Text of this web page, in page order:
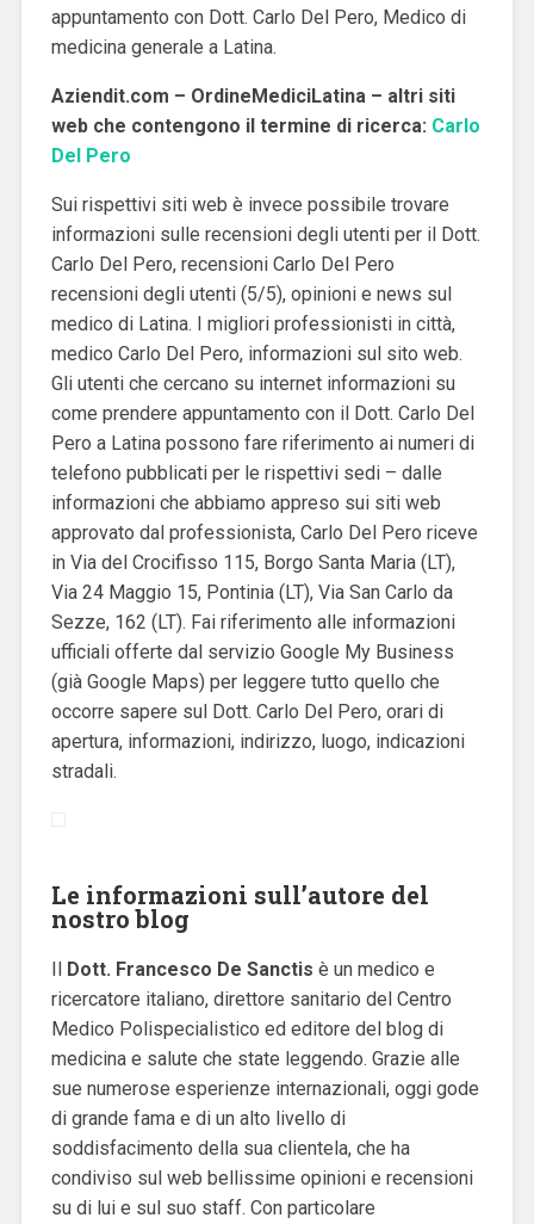
appuntamento con Dott. Carlo Del Pero, Medico di
medicina generale a Latina.
Aziendit.com – OrdineMediciLatina – altri siti
web che contengono il termine di ricerca: Carlo
Del Pero
Sui rispettivi siti web è invece possibile trovare
informazioni sulle recensioni degli utenti per il Dott.
Carlo Del Pero, recensioni Carlo Del Pero
recensioni degli utenti (5/5), opinioni e news sul
medico di Latina. I migliori professionisti in città,
medico Carlo Del Pero, informazioni sul sito web.
Gli utenti che cercano su internet informazioni su
come prendere appuntamento con il Dott. Carlo Del
Pero a Latina possono fare riferimento ai numeri di
telefono pubblicati per le rispettivi sedi – dalle
informazioni che abbiamo appreso sui siti web
approvato dal professionista, Carlo Del Pero riceve
in Via del Crocifisso 115, Borgo Santa Maria (LT),
Via 24 Maggio 15, Pontinia (LT), Via San Carlo da
Sezze, 162 (LT). Fai riferimento alle informazioni
ufficiali offerte dal servizio Google My Business
(già Google Maps) per leggere tutto quello che
occorre sapere sul Dott. Carlo Del Pero, orari di
apertura, informazioni, indirizzo, luogo, indicazioni
stradali.
Le informazioni sull’autore del
nostro blog
Il Dott. Francesco De Sanctis è un medico e
ricercatore italiano, direttore sanitario del Centro
Medico Polispecialistico ed editore del blog di
medicina e salute che state leggendo. Grazie alle
sue numerose esperienze internazionali, oggi gode
di grande fama e di un alto livello di
soddisfacimento della sua clientela, che ha
condiviso sul web bellissime opinioni e recensioni
su di lui e sul suo staff. Con particolare